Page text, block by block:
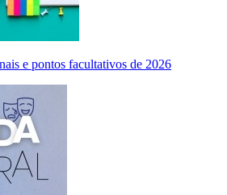
e pontos facultativos de 2026